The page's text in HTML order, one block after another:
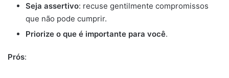
Seja assertivo: recuse gentilmente compromissos
que não pode cumprir.
Priorize o que é importante para você.
Prós: